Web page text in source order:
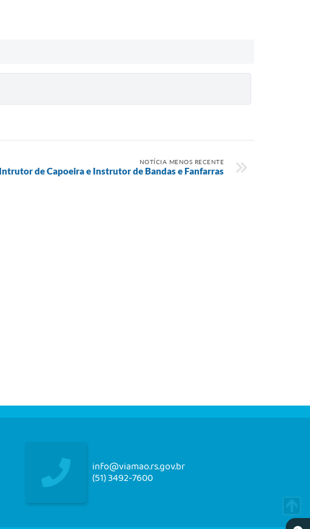
NOTÍCIA MENOS RECENTE
de Capoeira e Instrutor de Bandas e Fanfarras
info@viamao.rs.gov.br
(51) 3492-7600